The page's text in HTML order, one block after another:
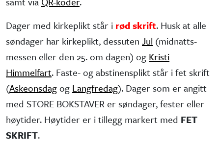
Dager med kirkeplikt står i rød skrift. Husk at alle
søndager har kirke­plikt, dessuten Jul (midnatts­
messen eller den 25. om dagen) og Kristi
Himmelfart. Faste- og abstinens­plikt står i fet skrift
(Askeonsdagog Langfredag). Dager som er angitt
med STORE BOKSTAVER er søndager, fester eller
høytider. Høytider er i tillegg markert med FET
SKRIFT.